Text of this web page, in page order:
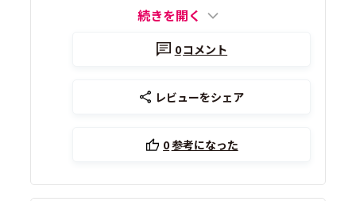
続きを開く
0コメント
レビューをシェア
0参考になった